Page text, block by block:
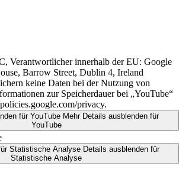
Verantwortlicher innerhalb der EU: Google
Barrow Street, Dublin 4, Ireland
keine Daten bei der Nutzung von
zur Speicherdauer bei „YouTube“
privacy.
für YouTube Mehr Details ausblendenfür
YouTube
Statistische Analyse Details ausblenden für
Statistische Analyse